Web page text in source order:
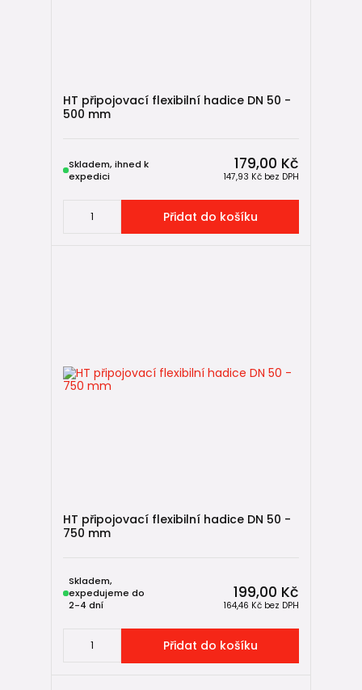
HT připojovací flexibilní hadice DN 50 -
500 mm
179,00 Kč
147,93 Kč bez DPH
Skladem, ihned k
expedici
Přidat do košíku
HT připojovací flexibilní hadice DN 50 -
750 mm
199,00 Kč
164,46 Kč bez DPH
Skladem,
expedujeme do
2-4 dní
Přidat do košíku